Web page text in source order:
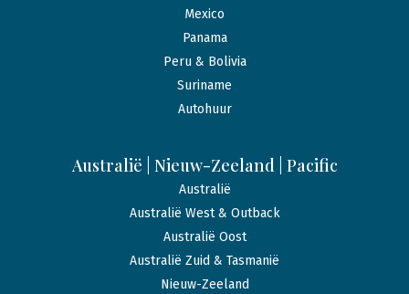
Mexico
Panama
Peru & Bolivia
Suriname
Autohuur
Australië | Nieuw-Zeeland | Pacific
Australië
Australië West & Outback
Australië Oost
Australië Zuid & Tasmanië
Nieuw-Zeeland